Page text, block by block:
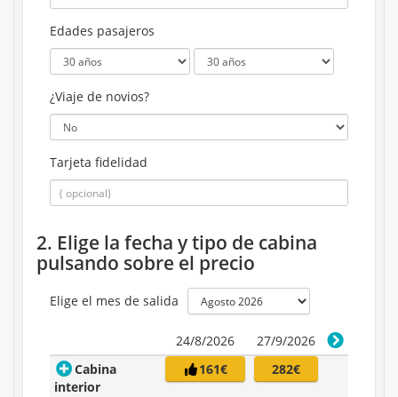
Edades pasajeros
¿Viaje de novios?
Tarjeta fidelidad
2. Elige la fecha y tipo de cabina
pulsando sobre el precio
Elige el mes de salida
24/8/2026
27/9/2026
Cabina
interior
161€ 282€